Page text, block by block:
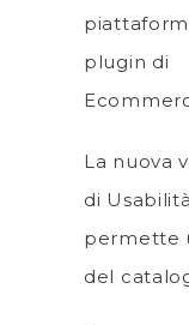
plugin di
La nuova
di
permette
del